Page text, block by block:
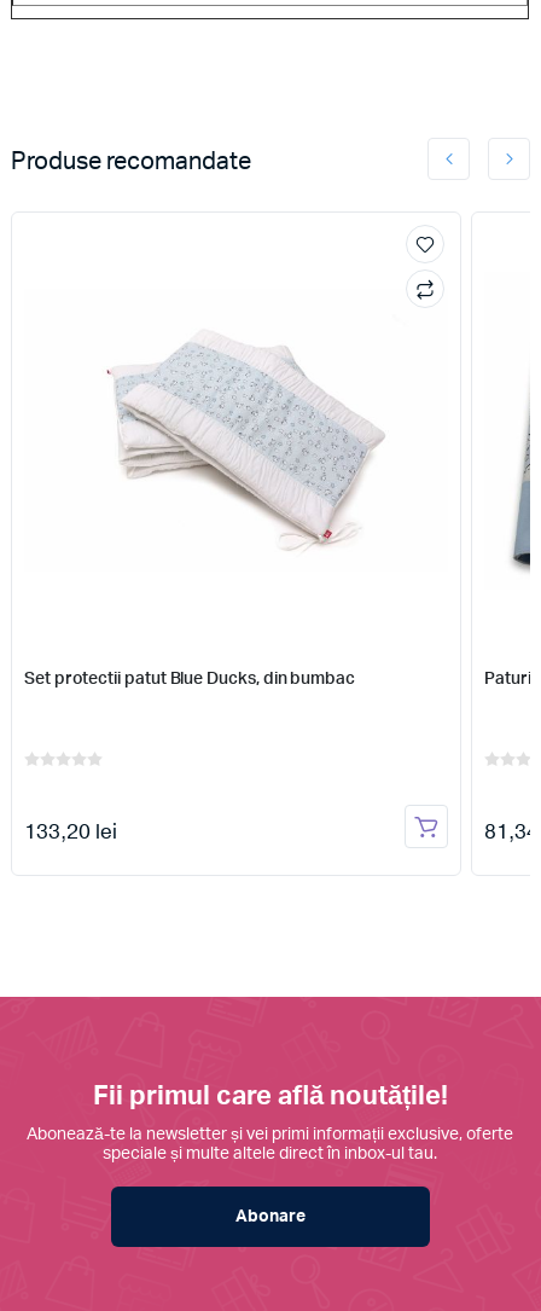
Produse recomandate
Set protectii patut Blue Ducks, din bumbac
133,20 lei
Fii primul care află noutățile!
Abonează-te la newsletter și vei primi informații exclusive, oferte
speciale și multe altele direct în inbox-ul tau.
Abonare